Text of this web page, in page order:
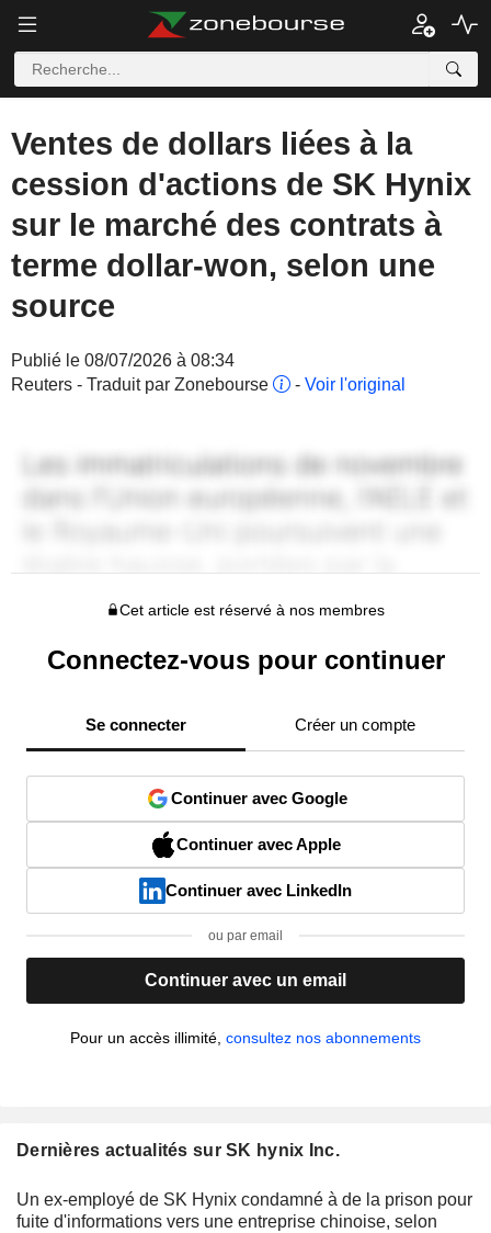
Ventes de dollars liées à la
cession d'actions de SK Hynix
sur le marché des contrats à
terme dollar-won, selon une
source
Publié le 08/07/2026 à 08:34
Reuters - Traduit par Zonebourse
- Voir l'original
Cet article est réservé à nos membres
Connectez-vous pour continuer
Se connecter Créer un compte
Continuer avec Google
Continuer avec Apple
Continuer avec LinkedIn
ou par email
Continuer avec un email
Pour un accès illimité, consultez nos abonnements
Dernières actualités sur SK hynix Inc.
Un ex-employé de SK Hynix condamné à de la prison pour
fuite d'informations vers une entreprise chinoise, selon